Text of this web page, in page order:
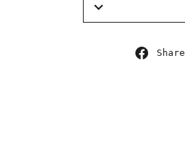
Share